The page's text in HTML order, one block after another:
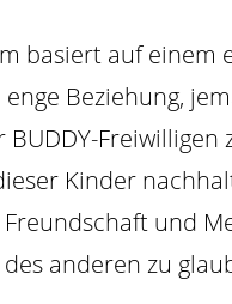
basiert auf
Beziehung,
Kinder
und
anderen zu